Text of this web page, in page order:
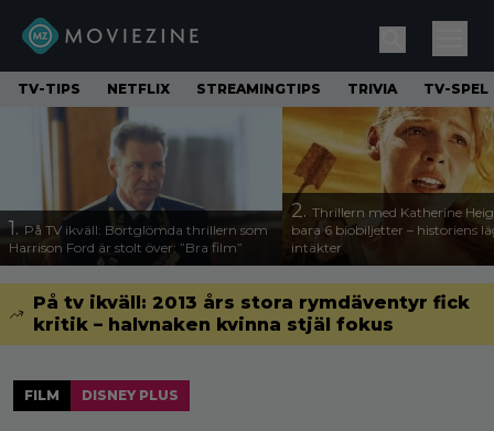
TV-TIPS NETFLIX STREAMINGTIPS TRIVIA TV-SPEL
1. På TV ikväll: Bortglömda thrillern som
Harrison Ford är stolt över: ”Bra film”
2. Thrillern med Katherine
bara 6 biobiljetter – historiens
intäkter
På tv ikväll: 2013 års stora rymdäventyr fick
kritik – halvnaken kvinna stjäl fokus
FILM DISNEY PLUS